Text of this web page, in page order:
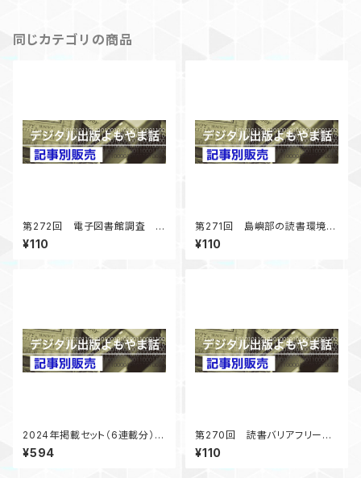
同じカテゴリの商品
第272回 電子図書館調査 コ
ロナ禍以降の展開 「デジタル
出版よもやま話」 2025年4月
¥110
第271回 島嶼部の読書環境調
査 まずは男木島図書館に行
く 「デジタル出版よもやま話」
2025年2月号掲載
¥110
2024年掲載セット（6連載分）
「デジタル出版よもやま話」
¥594
第270回 読書バリアフリー法
5年経過第二期基本計画準備
中 「デジタル出版よもやま話」
2024年12月号掲載
¥110